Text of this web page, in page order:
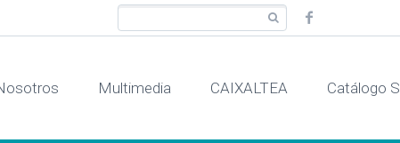
Multimedia CAIXALTEA Catálogo